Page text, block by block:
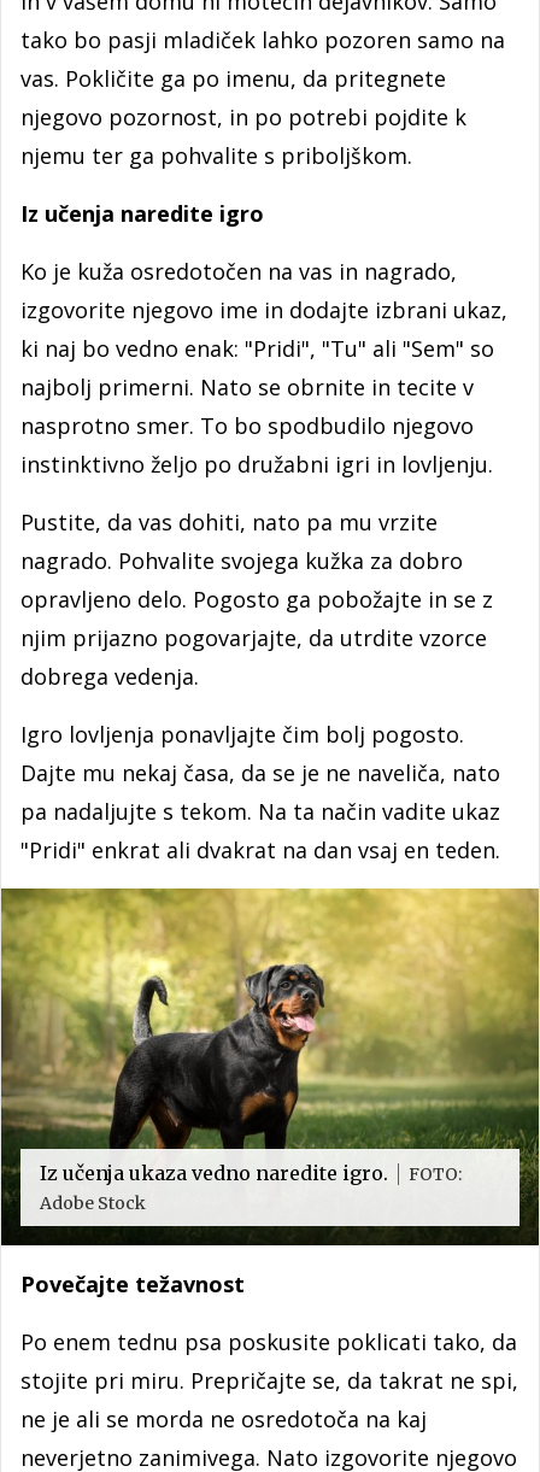
tako bo pasji mladiček lahko pozoren samo na
vas. Pokličite ga po imenu, da pritegnete
njegovo pozornost, in po potrebi pojdite k
njemu ter ga pohvalite s priboljškom.
Iz učenja naredite igro
Ko je kuža osredotočen na vas in nagrado,
izgovorite njegovo ime in dodajte izbrani ukaz,
ki naj bo vedno enak: "Pridi", "Tu" ali "Sem" so
najbolj primerni. Nato se obrnite in tecite v
nasprotno smer. To bo spodbudilo njegovo
instinktivno željo po družabni igri in lovljenju.
Pustite, da vas dohiti, nato pa mu vrzite
nagrado. Pohvalite svojega kužka za dobro
opravljeno delo. Pogosto ga pobožajte in se z
njim prijazno pogovarjajte, da utrdite vzorce
dobrega vedenja.
Igro lovljenja ponavljajte čim bolj pogosto.
Dajte mu nekaj časa, da se je ne naveliča, nato
pa nadaljujte s tekom. Na ta način vadite ukaz
"Pridi" enkrat ali dvakrat na dan vsaj en teden.
Iz učenja ukaza vedno naredite igro.
FOTO:
Adobe Stock
Povečajte težavnost
Po enem tednu psa poskusite poklicati tako, da
stojite pri miru. Prepričajte se, da takrat ne spi,
ne je ali se morda ne osredotoča na kaj
neverjetno zanimivega. Nato izgovorite njegovo